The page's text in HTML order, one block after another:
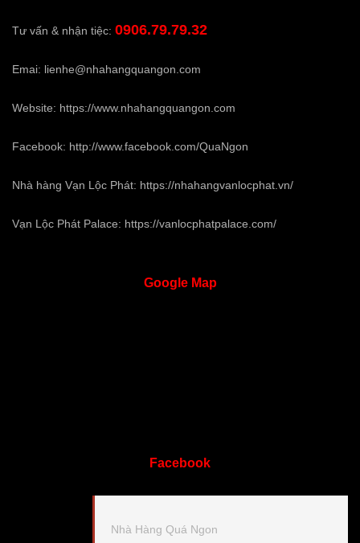
Tư vấn & nhận tiệc: 0906.79.79.32
Emai: lienhe@nhahangquangon.com
Website: https://www.nhahangquangon.com
Facebook: http://www.facebook.com/QuaNgon
Nhà hàng Vạn Lộc Phát: https://nhahangvanlocphat.vn/
Vạn Lộc Phát Palace: https://vanlocphatpalace.com/
GoogleMap
Facebook
Nhà Hàng Quá Ngon